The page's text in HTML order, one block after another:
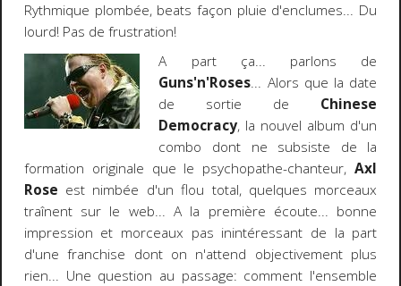
Rythmique plombée, beats façon pluie d'enclumes... Du
lourd! Pas de frustration!
A part ça... parlons de
Guns'n'Roses... Alors que la date
de sortie de Chinese
Democracy, la nouvel album d'un
combo dont ne subsiste de la
formation originale que le psychopathe-chanteur,Axl
Rose est nimbée d'un flou total, quelques morceaux
traînent sur le web... A la première écoute... bonne
impression et morceaux pas inintéressant de la part
d'une franchise dont on n'attend objectivement plus
rien... Une question au passage: comment l'ensemble